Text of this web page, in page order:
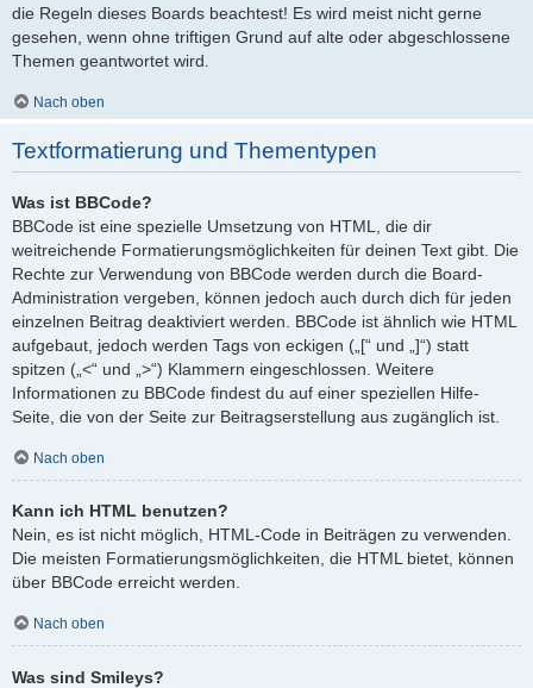
die Regeln dieses Boards beachtest! Es wird meist nicht gerne
gesehen, wenn ohne triftigen Grund auf alte oder abgeschlossene
Themen geantwortet wird.
Nach oben
Textformatierung und Thementypen
Was ist BBCode?
BBCode ist eine spezielle Umsetzung von HTML, die dir
weitreichende Formatierungsmöglichkeiten für deinen Text gibt. Die
Rechte zur Verwendung von BBCode werden durch die Board-
Administration vergeben, können jedoch auch durch dich für jeden
einzelnen Beitrag deaktiviert werden. BBCode ist ähnlich wie HTML
aufgebaut, jedoch werden Tags von eckigen („[“ und „]“) statt
spitzen („<“ und „>“) Klammern eingeschlossen. Weitere
Informationen zu BBCode findest du auf einer speziellen Hilfe-
Seite, die von der Seite zur Beitragserstellung aus zugänglich ist.
Nach oben
Kann ich HTML benutzen?
Nein, es ist nicht möglich, HTML-Code in Beiträgen zu verwenden.
Die meisten Formatierungsmöglichkeiten, die HTML bietet, können
über BBCode erreicht werden.
Nach oben
Was sind Smileys?